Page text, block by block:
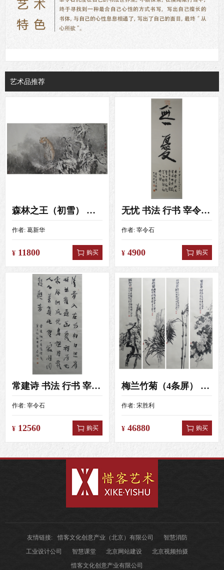
艺术品推荐
森林之王（初雪） 葛新华 （138x69）
作者: 葛新华
¥ 11800 购买
无忧 书法 行书 宰令石 （108X35）
作者: 宰令石
¥ 4900 购买
常建诗 书法 行书 宰令石 4尺（138X69）
作者: 宰令石
¥ 12560 购买
梅兰竹菊（4条屏） 宋胜利 4尺对开（138X34）
作者: 宋胜利
¥ 46880 购买
友情链接: 惜客文化创意产业（北京）有限公司
智慧消防
工业设计公司
智慧课堂 北京网站建设
北京视频拍摄
惜客文化创意产业有限公司